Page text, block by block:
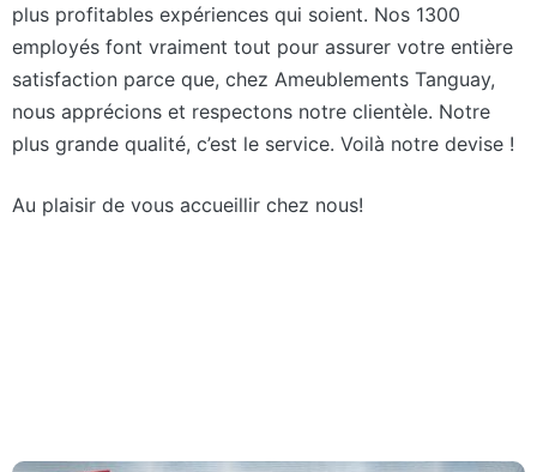
plus profitables expériences qui soient. Nos 1300
employés font vraiment tout pour assurer votre entière
satisfaction parce que, chez Ameublements Tanguay,
nous apprécions et respectons notre clientèle. Notre
plus grande qualité, c’est le service. Voilà notre devise !
Au plaisir de vous accueillir chez nous!